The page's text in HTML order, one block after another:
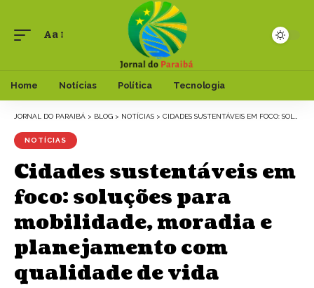
Aa
Home Notícias Política Tecnologia
JORNAL DO PARAIBÁ > BLOG > NOTÍCIAS > CIDADES SUSTENTÁVEIS EM FOCO: SOLUÇÕES PARA MOBILIDADE, MORADIA E PLANEJAMENTO COM QUALIDADE DE VIDA
NOTÍCIAS
Cidades sustentáveis em
foco: soluções para
mobilidade, moradia e
planejamento com
qualidade de vida